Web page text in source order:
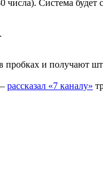
Система будет
пробках и получают
рассказал «7 каналу»